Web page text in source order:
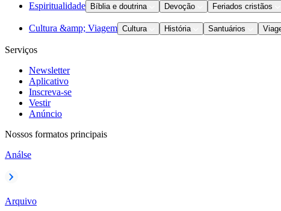
Espiritualidade Bíblia e doutrina Devoção Feriados cristãos
Cultura &amp; Viagem Cultura História Santuários
Serviços
Newsletter
Aplicativo
Inscreva-se
Vestir
Anúncio
Nossos formatos principais
Análse
Arquivo